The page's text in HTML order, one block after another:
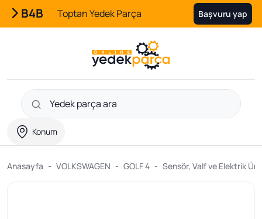
B4B Toptan Yedek Parça Başvuru yap
Konum
Anasayfa VOLKSWAGEN GOLF 4 Sensör, Valf ve Elektrik